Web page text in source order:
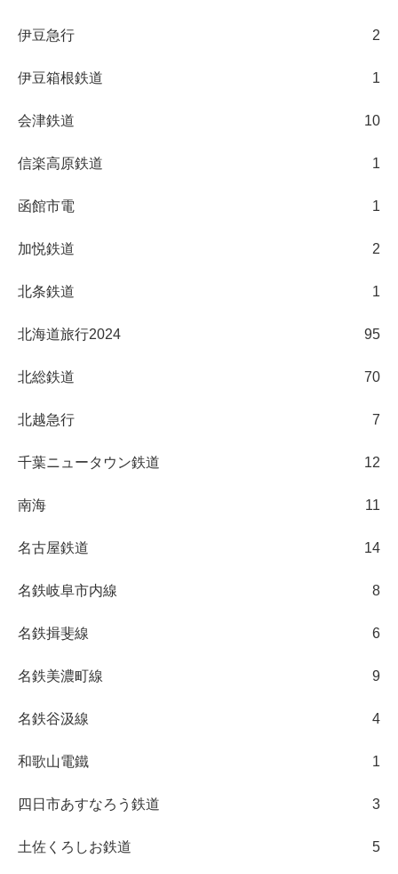
伊豆急行 2
伊豆箱根鉄道 1
会津鉄道 10
信楽高原鉄道 1
函館市電 1
加悦鉄道 2
北条鉄道 1
北海道旅行2024 95
北総鉄道 70
北越急行 7
千葉ニュータウン鉄道 12
南海 11
名古屋鉄道 14
名鉄岐阜市内線 8
名鉄揖斐線 6
名鉄美濃町線 9
名鉄谷汲線 4
和歌山電鐵 1
四日市あすなろう鉄道 3
土佐くろしお鉄道 5